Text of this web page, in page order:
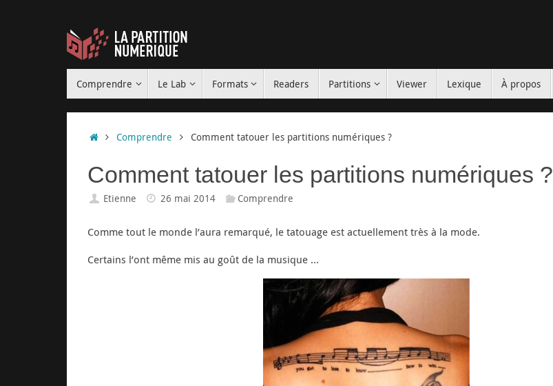
Comprendre Le Lab Formats Readers Partitions Viewer Lexique À propos
Accueil
Comprendre Comment tatouer les partitions numériques ?
Comment tatouer les partitions numériques ?
Etienne 26 mai 2014 Comprendre
Comme tout le monde l’aura remarqué, le tatouage est actuellement très à la mode.
Certains l’ont même mis au goût de la musique …